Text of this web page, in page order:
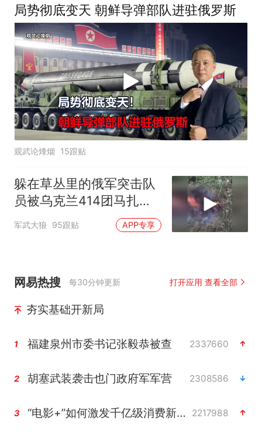
局势彻底变天 朝鲜导弹部队进驻俄罗斯
观武论烽烟 15跟贴
躲在草丛里的俄军突击队
员被乌克兰414团马扎之
鸟的无人机击杀
军武大狼 95跟贴 APP专享
网易热搜 每30分钟更新 打开应用 查看全部
夯实基础开新局
1 福建泉州市委书记张毅恭被查 2337660
2 胡塞武装袭击也门政府军军营 2308586
3 “电影+”如何激发千亿级消费新活力？ 2217988